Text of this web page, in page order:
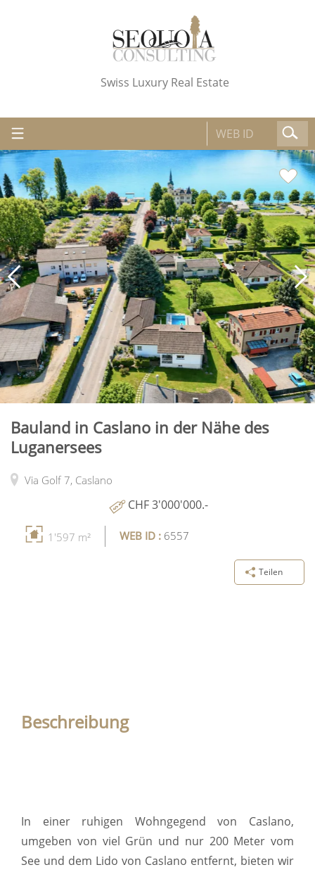
Swiss Luxury Real Estate
Bauland in Caslano in der Nähe des
Luganersees
Via Golf 7, Caslano
CHF 3'000'000.-
1'597 m² WEB ID : 6557
Teilen
Beschreibung
In einer ruhigen Wohngegend von Caslano,
umgeben von viel Grün und nur 200 Meter vom
See und dem Lido von Caslano entfernt, bieten wir